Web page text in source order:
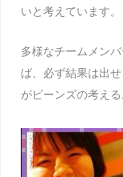
いと考えています。
多様なチームメン
ば、必ず結果は出
がビーンズの考え